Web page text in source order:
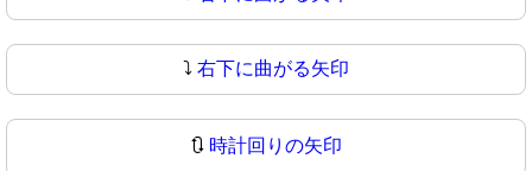
⤵ 右下に曲がる矢印
🔃 時計回りの矢印